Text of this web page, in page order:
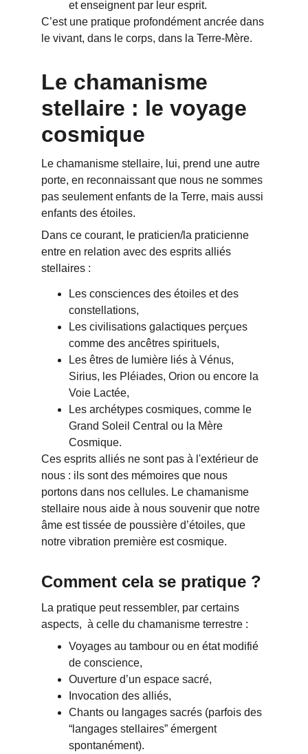
et enseignent par leur esprit.
C’est une pratique profondément ancrée dans
le vivant, dans le corps, dans la Terre-Mère.
Le chamanisme
stellaire : le voyage
cosmique
Le chamanisme stellaire, lui, prend une autre
porte, en reconnaissant que nous ne sommes
pas seulement enfants de la Terre, mais aussi
enfants des étoiles.
Dans ce courant, le praticien/la praticienne
entre en relation avec des esprits alliés
stellaires :
Les consciences des étoiles et des
constellations,
Les civilisations galactiques perçues
comme des ancêtres spirituels,
Les êtres de lumière liés à Vénus,
Sirius, les Pléiades, Orion ou encore la
Voie Lactée,
Les archétypes cosmiques, comme le
Grand Soleil Central ou la Mère
Cosmique.
Ces esprits alliés ne sont pas à l'extérieur de
nous : ils sont des mémoires que nous
portons dans nos cellules. Le chamanisme
stellaire nous aide à nous souvenir que notre
âme est tissée de poussière d’étoiles, que
notre vibration première est cosmique.
Comment cela se pratique ?
La pratique peut ressembler, par certains
aspects,  à celle du chamanisme terrestre :
Voyages au tambour ou en état modifié
de conscience,
Ouverture d’un espace sacré,
Invocation des alliés,
Chants ou langages sacrés (parfois des
“langages stellaires” émergent
spontanément).